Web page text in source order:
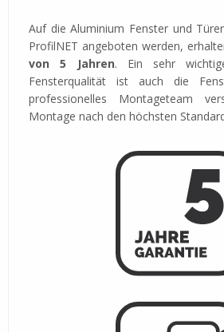
Auf die Aluminium Fenster und
ProfilNET angeboten werden,
von 5 Jahren. Ein sehr
Fensterqualität ist auch die
professionelles Montageteam
Montage nach den höchsten